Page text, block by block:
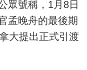
眾號稱，1月8日
孟晚舟的最後期
大提出正式引渡